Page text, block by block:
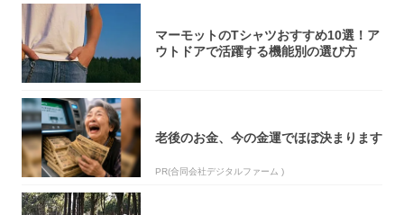
マーモットのTシャツおすすめ10選！ア
ウトドアで活躍する機能別の選び方
老後のお金、今の金運でほぼ決まります
PR(合同会社デジタルファーム )